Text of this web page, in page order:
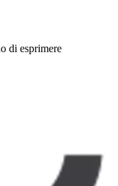
di esprimere